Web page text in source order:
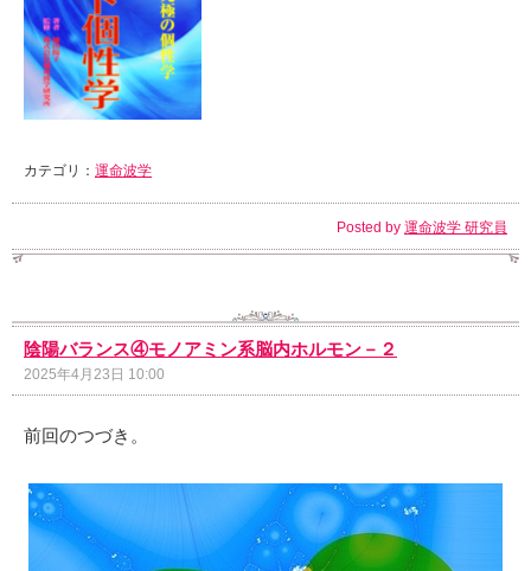
カテゴリ： 運命波学
Posted by 運命波学 研究員
陰陽バランス④モノアミン系脳内ホルモン－２
2025年4月23日 10:00
前回のつづき。